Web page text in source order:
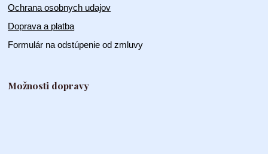
Ochrana osobnych udajov
Doprava a platba
Formulár na odstúpenie od zmluvy
Možnosti dopravy